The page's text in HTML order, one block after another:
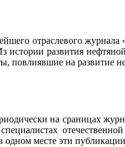
отраслевого журнала
истории развития
повлиявшие на развитие
на сраницах
одном месте эти